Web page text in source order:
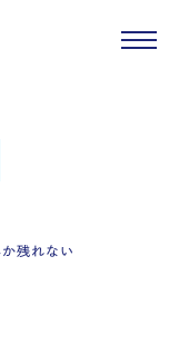
か残れない